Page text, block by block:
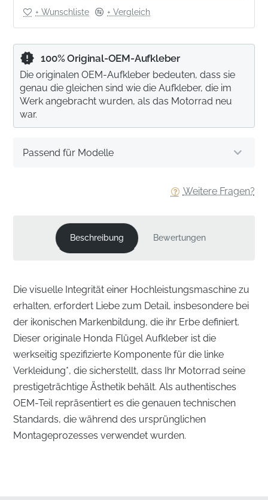
+ Wunschliste + Vergleich
Weitere Fragen?
Passend für Modelle
100% Original-OEM-Aufkleber
Die originalen OEM-Aufkleber bedeuten, dass sie
genau die gleichen sind wie die Aufkleber, die im
Werk angebracht wurden, als das Motorrad neu
war.
Beschreibung Bewertungen
Die visuelle Integrität einer Hochleistungsmaschine zu
erhalten, erfordert Liebe zum Detail, insbesondere bei
der ikonischen Markenbildung, die ihr Erbe definiert.
Dieser originale Honda Flügel Aufkleber ist die
werkseitig spezifizierte Komponente für die linke
Verkleidung*, die sicherstellt, dass Ihr Motorrad seine
prestigeträchtige Ästhetik behält. Als authentisches
OEM-Teil repräsentiert es die genauen technischen
Standards, die während des ursprünglichen
Montageprozesses verwendet wurden.